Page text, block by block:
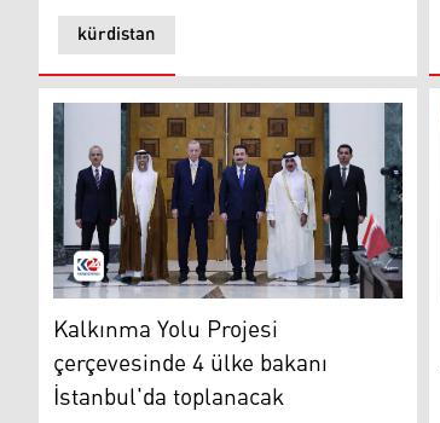
kürdistan
Kalkınma Yolu Projesi çerçevesinde 4
Kalkınma Yolu Projesi
çerçevesinde 4 ülke bakanı
İstanbul'da toplanacak